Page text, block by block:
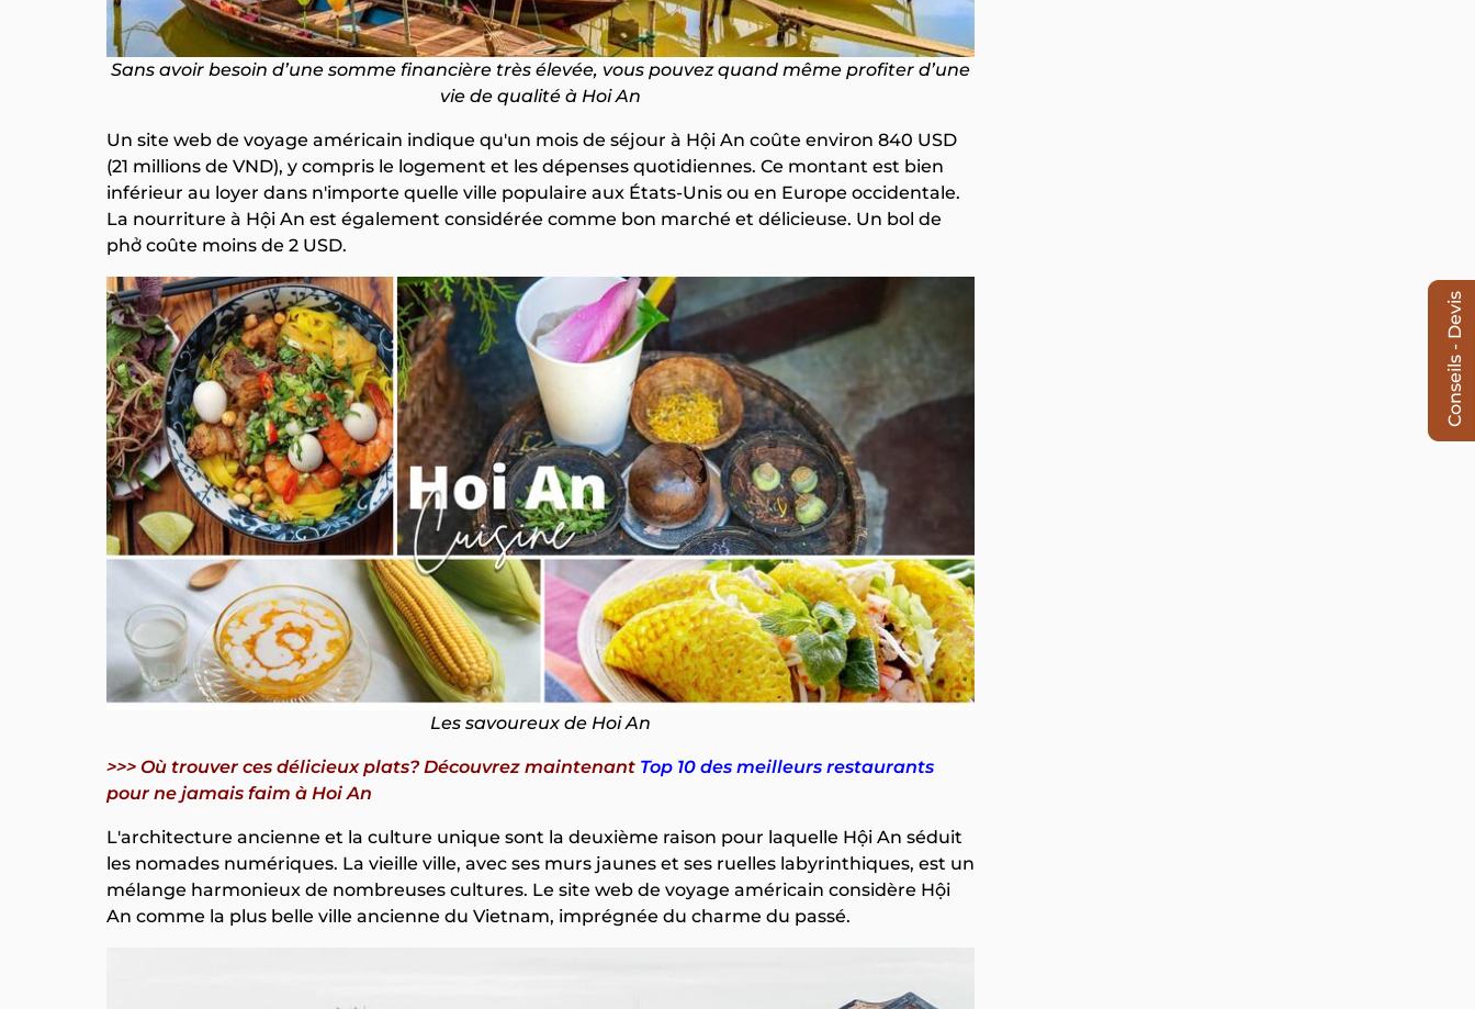
Sans avoir besoin d’une somme financière très élevée, vous pouvez quand même profiter d’une
vie de qualité à Hoi An
Un site web de voyage américain indique qu'un mois de séjour à Hội An coûte environ 840 USD
(21 millions de VND), y compris le logement et les dépenses quotidiennes. Ce montant est bien
inférieur au loyer dans n'importe quelle ville populaire aux États-Unis ou en Europe occidentale.
La nourriture à Hội An est également considérée comme bon marché et délicieuse. Un bol de
phở coûte moins de 2 USD.
Les savoureux de Hoi An
>>> Où trouver ces délicieux plats? Découvrez maintenant Top 10 des meilleurs restaurants
pour ne jamais faim à Hoi An
L'architecture ancienne et la culture unique sont la deuxième raison pour laquelle Hội An séduit
les nomades numériques. La vieille ville, avec ses murs jaunes et ses ruelles labyrinthiques, est un
mélange harmonieux de nombreuses cultures. Le site web de voyage américain considère Hội
An comme la plus belle ville ancienne du Vietnam, imprégnée du charme du passé.
Conseils - Devis